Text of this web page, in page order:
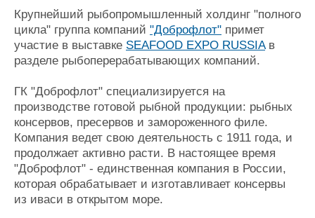
Работа
Крюинг
Журнал
Реклама
Материалы
Услуги
Конференции
Выставки и семинары
Личности
Словарь
Флот
Галерея флота
Форум
Отзывы
Все службы
Крупнейший рыбопромышленный холдинг "полного
цикла" группа компаний "Доброфлот" примет
участие в выставке SEAFOOD EXPO RUSSIAв
разделе рыбоперерабатывающих компаний.
ГК "Доброфлот" специализируется на
производстве готовой рыбной продукции: рыбных
консервов, пресервов и замороженного филе.
Компания ведет свою деятельность с 1911 года, и
продолжает активно расти. В настоящее время
"Доброфлот" - единственная компания в России,
которая обрабатывает и изготавливает консервы
из иваси в открытом море.